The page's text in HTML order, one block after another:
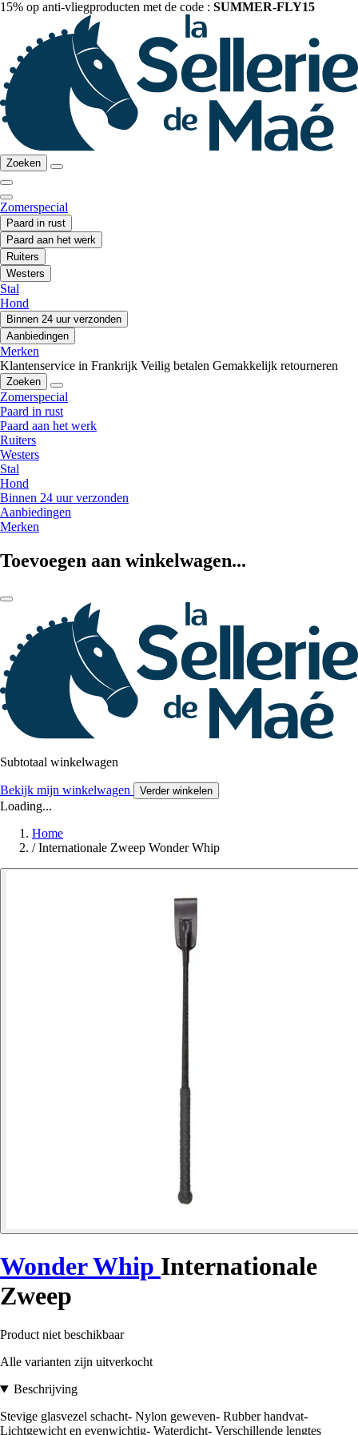
15% op anti-vliegproducten met de code : SUMMER-FLY15
Zoeken
Zomerspecial
Paard in rust
Paard aan het werk
Ruiters
Westers
Stal
Hond
Binnen 24 uur verzonden
Aanbiedingen
Merken
Klantenservice in Frankrijk Veilig betalen Gemakkelijk retourneren
Zoeken
Zomerspecial
Paard in rust
Paard aan het werk
Ruiters
Westers
Stal
Hond
Binnen 24 uur verzonden
Aanbiedingen
Merken
Toevoegen aan winkelwagen...
Subtotaal winkelwagen
Bekijk mijn winkelwagen Verder winkelen
Loading...
Home
/ Internationale Zweep Wonder Whip
Wonder Whip Internationale
Zweep
Product niet beschikbaar
Alle varianten zijn uitverkocht
Beschrijving
Stevige glasvezel schacht- Nylon geweven- Rubber handvat-
Lichtgewicht en evenwichtig- Waterdicht- Verschillende lengtes